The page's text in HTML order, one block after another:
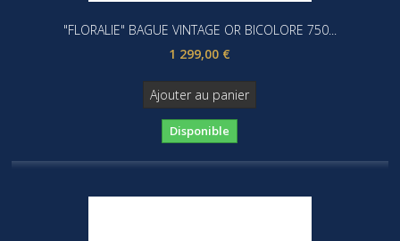
"FLORALIE" BAGUE VINTAGE OR BICOLORE 750...
1 299,00 €
Ajouter au panier
Disponible